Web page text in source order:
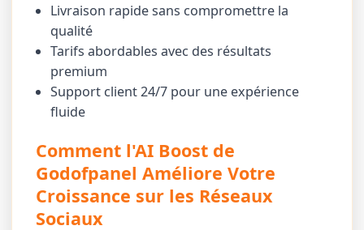
Livraison rapide sans compromettre la
qualité
Tarifs abordables avec des résultats
premium
Support client 24/7 pour une expérience
fluide
Comment l'AI Boost de
Godofpanel Améliore Votre
Croissance sur les Réseaux
Sociaux